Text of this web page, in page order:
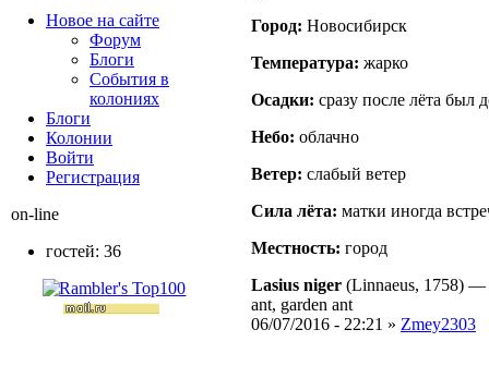
Город: Новосибирск
Температура: жарко
Осадки: сразу после лёта был
Небо: облачно
Ветер: слабый ветер
Сила лёта: матки иногда
Местность: город
Lasius niger (Linnaeus, 1758) —
ant, garden ant
06/07/2016 - 22:21 » Zmey2303
Новое на сайте
Форум
Блоги
События в
колониях
Блоги
Колонии
Войти
Peгиcтpaция
on-line
гостей: 36